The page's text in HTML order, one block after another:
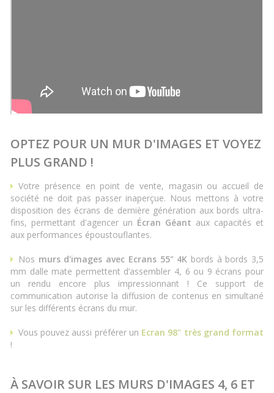
OPTEZ POUR UN MUR D'IMAGES ET VOYEZ
PLUS GRAND !
Votre présence en point de vente, magasin ou accueil de
société ne doit pas passer inaperçue. Nous mettons à votre
disposition des écrans de dernière génération aux bords ultra-
fins, permettant d'agencer un Écran Géant aux capacités et
aux performances époustouflantes.
Nos murs d'images avec Ecrans 55" 4K bords à bords 3,5
mm dalle mate permettent d’assembler 4, 6 ou 9 écrans pour
un rendu encore plus impressionnant ! Ce support de
communication autorise la diffusion de contenus en simultané
sur les différents écrans du mur.
Vous pouvez aussi préférer un Ecran 98" très grand format
!
À SAVOIR SUR LES MURS D'IMAGES 4, 6 ET